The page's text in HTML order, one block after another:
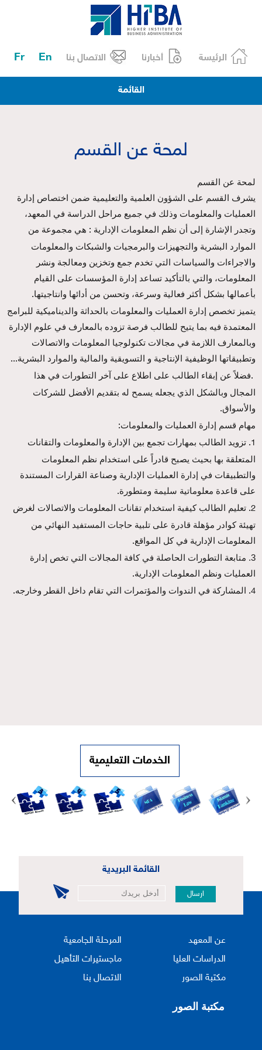
الرئيسة أخبارنا الاتصال بنا En
Fr
القائمة
لمحة عن القسم
لمحة عن القسم
يشرف القسم على الشؤون العلمية والتعليمية ضمن اختصاص إدارة
العمليات والمعلومات وذلك في جميع مراحل الدراسة في المعهد،
وتجدر الإشارة إلى أن نظم المعلومات الإدارية : هي مجموعة من
الموارد البشرية والتجهيزات والبرمجيات والشبكات والمعلومات
والاجراءات والسياسات التي تخدم جمع وتخزين ومعالجة ونشر
المعلومات، والتي بالتأكيد تساعد إدارة المؤسسات على القيام
بأعمالها بشكل أكثر فعالية وسرعة، وتحسن من أدائها وانتاجيتها.
يتميز تخصص إدارة العمليات والمعلومات بالحداثة والديناميكية للبرامج
المعتمدة فيه بما يتيح للطالب فرصة تزوده بالمعارف في علوم الإدارة
وبالمعارف اللازمة في مجالات تكنولوجيا المعلومات والاتصالات
وتطبيقاتها الوظيفية الإنتاجية و التسويقية والمالية والموارد البشرية...
.فضلاً عن إبقاء الطالب على اطلاع على آخر التطورات في هذا
المجال وبالشكل الذي يجعله يسمح له بتقديم الأفضل للشركات
والأسواق.
مهام قسم إدارة العمليات والمعلومات:
1. تزويد الطالب بمهارات تجمع بين الإدارة والمعلومات والتقانات
المتعلقة بها بحيث يصبح قادراً على استخدام نظم المعلومات
والتطبيقات في إدارة العمليات الإدارية وصناعة القرارات المستندة
على قاعدة معلوماتية سليمة ومتطورة.
2. تعليم الطالب كيفية استخدام تقانات المعلومات والاتصالات لغرض
تهيئة كوادر مؤهلة قادرة على تلبية حاجات المستفيد النهائي من
المعلومات الإدارية في كل المواقع.
3. متابعة التطورات الحاصلة في كافة المجالات التي تخص إدارة
العمليات ونظم المعلومات الإدارية.
4. المشاركة في الندوات والمؤتمرات التي تقام داخل القطر وخارجه.
الخدمات التعليمية
القائمة البريدية
ارسال
عن المعهد
المرحلة الجامعية
الدراسات العليا
ماجستيرات التأهيل
مكتبة الصور
الاتصال بنا